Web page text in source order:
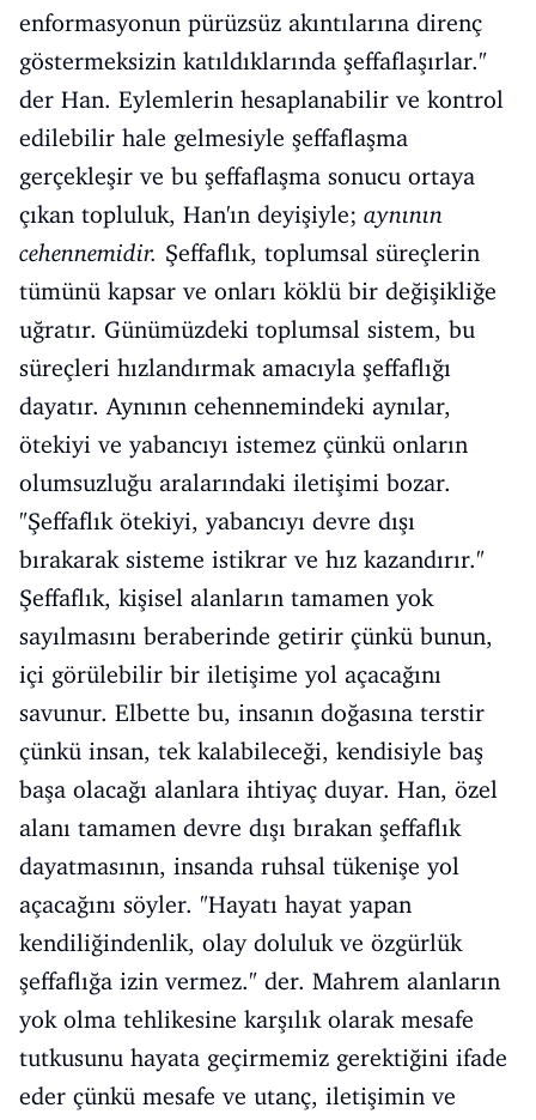
enformasyonun pürüzsüz akıntılarına direnç
göstermeksizin katıldıklarında şeffaflaşırlar."
der Han. Eylemlerin hesaplanabilir ve kontrol
edilebilir hale gelmesiyle şeffaflaşma
gerçekleşir ve bu şeffaflaşma sonucu ortaya
çıkan topluluk, Han'ın deyişiyle; aynının
cehennemidir. Şeffaflık, toplumsal süreçlerin
tümünü kapsar ve onları köklü bir değişikliğe
uğratır. Günümüzdeki toplumsal sistem, bu
süreçleri hızlandırmak amacıyla şeffaflığı
dayatır. Aynının cehennemindeki aynılar,
ötekiyi ve yabancıyı istemez çünkü onların
olumsuzluğu aralarındaki iletişimi bozar.
"Şeffaflık ötekiyi, yabancıyı devre dışı
bırakarak sisteme istikrar ve hız kazandırır."
Şeffaflık, kişisel alanların tamamen yok
sayılmasını beraberinde getirir çünkü bunun,
içi görülebilir bir iletişime yol açacağını
savunur. Elbette bu, insanın doğasına terstir
çünkü insan, tek kalabileceği, kendisiyle baş
başa olacağı alanlara ihtiyaç duyar. Han, özel
alanı tamamen devre dışı bırakan şeffaflık
dayatmasının, insanda ruhsal tükenişe yol
açacağını söyler. "Hayatı hayat yapan
kendiliğindenlik, olay doluluk ve özgürlük
şeffaflığa izin vermez." der. Mahrem alanların
yok olma tehlikesine karşılık olarak mesafe
tutkusunu hayata geçirmemiz gerektiğini ifade
eder çünkü mesafe ve utanç, iletişimin ve